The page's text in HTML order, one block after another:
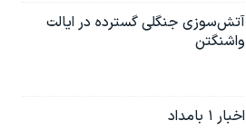
آتش‌سوزی جنگلی گسترده در ایالت
واشنگتن
اخبار ۱ بامداد